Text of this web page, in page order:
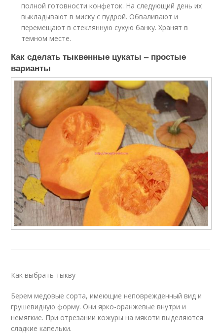
полной готовности конфеток. На следующий день их
выкладывают в миску с пудрой. Обваливают и
перемещают в стеклянную сухую банку. Хранят в
темном месте.
Как сделать тыквенные цукаты – простые
варианты
Как выбрать тыкву
Берем медовые сорта, имеющие неповрежденный вид и
грушевидную форму. Они ярко-оранжевые внутри и
немягкие. При отрезании кожуры на мякоти выделяются
сладкие капельки.